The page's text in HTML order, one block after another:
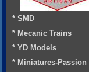
* SMD
* Mecanic Trains
* YD Models
* Miniatures-Passion